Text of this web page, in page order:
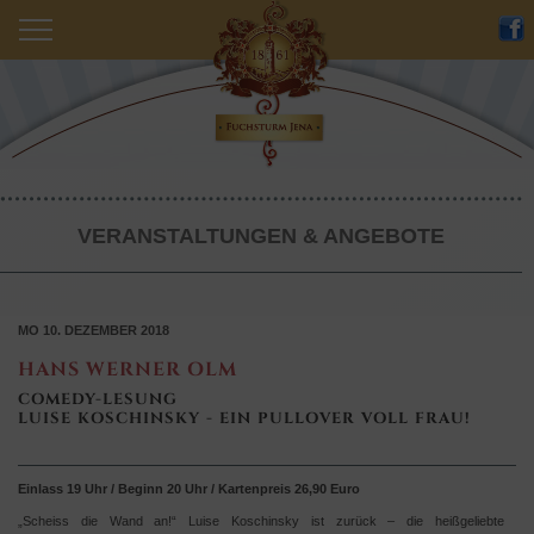
VERANSTALTUNGEN & ANGEBOTE
MO 10. DEZEMBER 2018
HANS WERNER OLM
COMEDY-LESUNG
LUISE KOSCHINSKY - EIN PULLOVER VOLL FRAU!
Einlass 19 Uhr / Beginn 20 Uhr / Kartenpreis 26,90 Euro
„Scheiss die Wand an!“ Luise Koschinsky ist zurück – die heißgeliebte
Event
Veranstaltungen & Angebote
Übernachten
Anfrage
Partner